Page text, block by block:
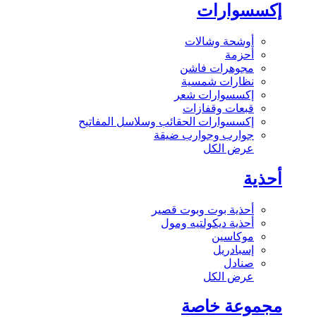
إكسسوارات
أوشحة وشالات
أحزمة
مجوهرات فاشن
نظارات شمسية
إكسسوارات شعر
قبعات وقفازات
إكسسوارات الحقائب وسلاسل المفاتيح
جوارب وجوارب ضيقة
عرض الكل
أحذية
أحذية بوت وبوت قصير
أحذية ديكولتيه ومول
موكاسين
إسبادريل
صنادل
عرض الكل
مجموعة خاصة